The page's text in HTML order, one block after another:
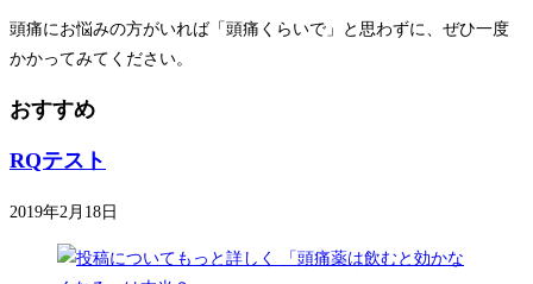
頭痛にお悩みの方がいれば「頭痛くらいで」と思わずに、ぜひ一度
かかってみてください。
おすすめ
RQテスト
2019年2月18日